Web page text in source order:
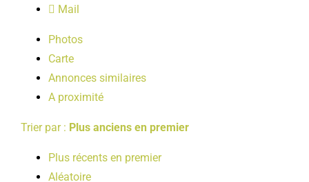
LOISIRS
PUBLICATIONS
Mail
Photos
Carte
Annonces similaires
A proximité
Trier par : Plus anciens en premier
Plus récents en premier
Aléatoire